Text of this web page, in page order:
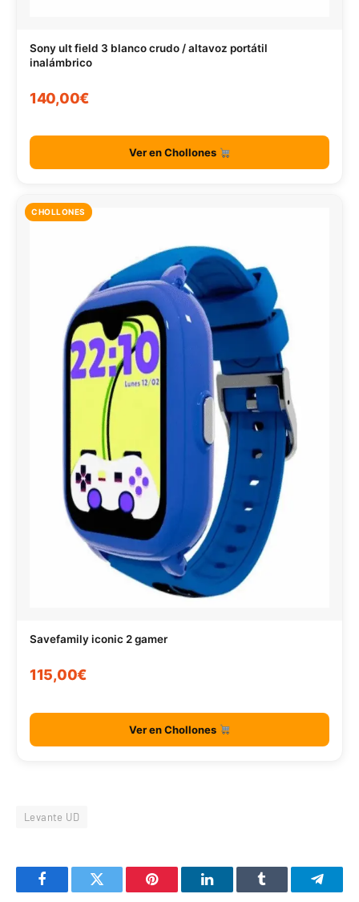
Sony ult field 3 blanco crudo / altavoz portátil
inalámbrico
140,00€
Ver en Chollones
CHOLLONES
Savefamily iconic 2 gamer
115,00€
Ver en Chollones
Levante UD
FacebookTwitter Pinterest LinkedInTumblr